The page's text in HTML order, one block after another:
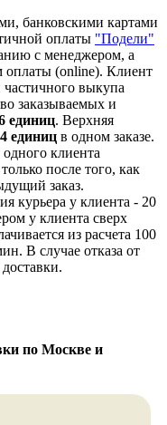
банковскими картами
оплаты "Подели"
с менеджером, а
оплаты (online). Клиент
выкупа
заказываемых и
единиц. Верхняя
единиц в одном заказе.
клиента
после того, как
заказ.
курьера у клиента - 20
у клиента сверх
из расчета 100
В случае отказа от
по Москве и